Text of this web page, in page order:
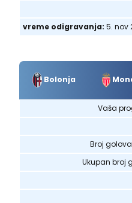
vreme odigravanja: 5. nov
Bolonja
Vaša
Broj
Ukupan broj